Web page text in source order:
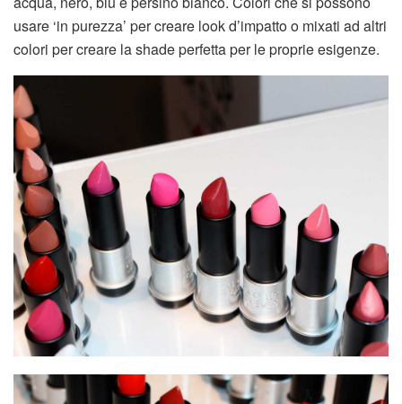
usare ‘in purezza’ per creare look d’impatto o mixati ad altri
colori per creare la shade perfetta per le proprie esigenze.